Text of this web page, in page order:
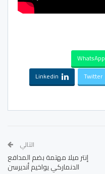
WhatsApp
Twitter
Linkedin
التالي
إنتر ميلا مهتمة بضم المدافع
الدنماركي يواخيم أنديرسن